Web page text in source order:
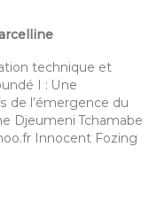
technique et
I : Une
de l’émergence du
Djeumeni Tchamabe
Innocent Fozing